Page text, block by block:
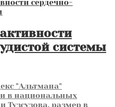
системы
"Альтмана"